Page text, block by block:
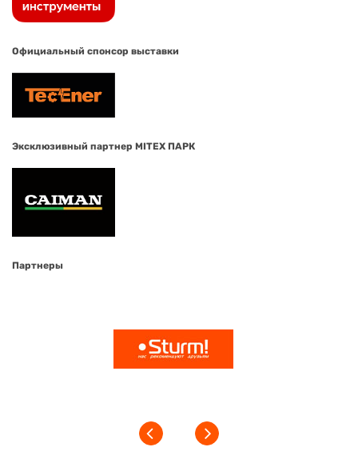
Официальный спонсор выставки
Эксклюзивный партнер MITEX ПАРК
Партнеры